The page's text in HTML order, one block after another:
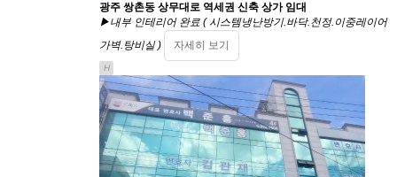
광주 쌍촌동 상무대로 역세권 신축 상가 임대
▶내부 인테리어 완료 ( 시스템냉난방기.바닥.천정.이중레이어
가벽.탕비실 )
자세히 보기
H